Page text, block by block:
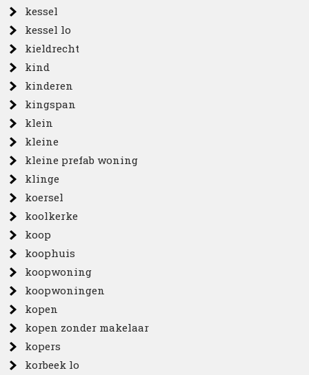
kessel
kessel lo
kieldrecht
kind
kinderen
kingspan
klein
kleine
kleine prefab woning
klinge
koersel
koolkerke
koop
koophuis
koopwoning
koopwoningen
kopen
kopen zonder makelaar
kopers
korbeek lo